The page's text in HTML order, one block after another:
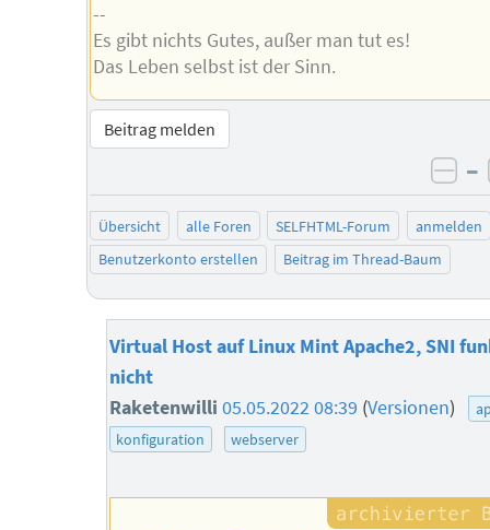
--
Es gibt nichts Gutes, außer man tut es!
Das Leben selbst ist der Sinn.
Beitrag melden
–
Übersicht alle Foren SELFHTML-Forum
anmelden
Benutzerkonto erstellen
Beitrag im Thread-Baum
Virtual Host auf Linux Mint Apache2, SNI
nicht
Raketenwilli 05.05.2022 08:39 (Versionen)
konfiguration
webserver